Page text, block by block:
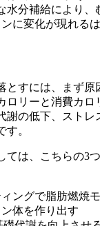
水分補給により、
に変化が現れるは
とすには、まず原
ロリーと消費カロ
謝の低下、ストレ
す。
ては、こちらの3
ングで脂肪燃焼
体を作り出す